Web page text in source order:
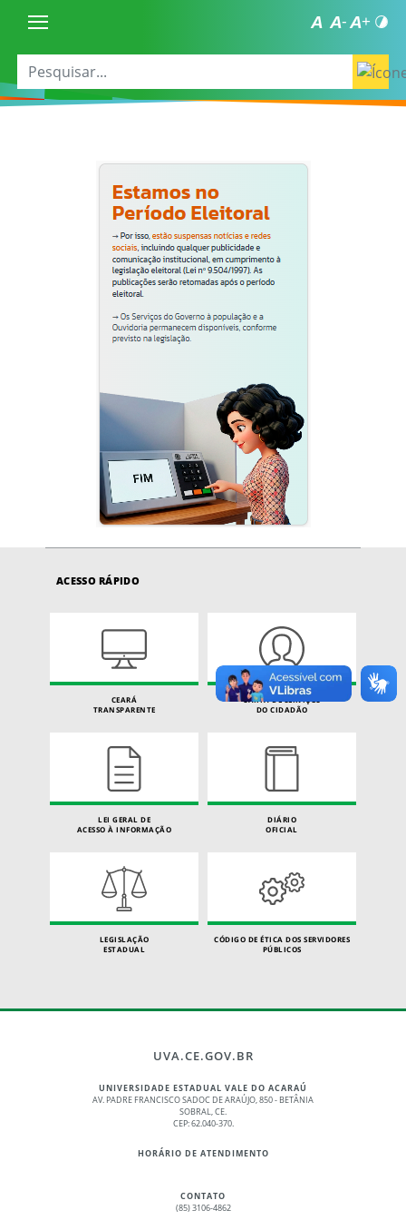
ACESSO RÁPIDO
CEARÁ
TRANSPARENTE
CARTA DE SERVIÇOS
DO CIDADÃO
LEI GERAL DE
ACESSO À INFORMAÇÃO
DIÁRIO
OFICIAL
LEGISLAÇÃO
ESTADUAL
CÓDIGO DE ÉTICA DOS SERVIDORES
PÚBLICOS
UVA.CE.GOV.BR
UNIVERSIDADE ESTADUAL VALE DO ACARAÚ
AV. PADRE FRANCISCO SADOC DE ARAÚJO, 850 - BETÂNIA
SOBRAL, CE.
CEP: 62.040-370.
HORÁRIO DE ATENDIMENTO
CONTATO
(85) 3106-4862